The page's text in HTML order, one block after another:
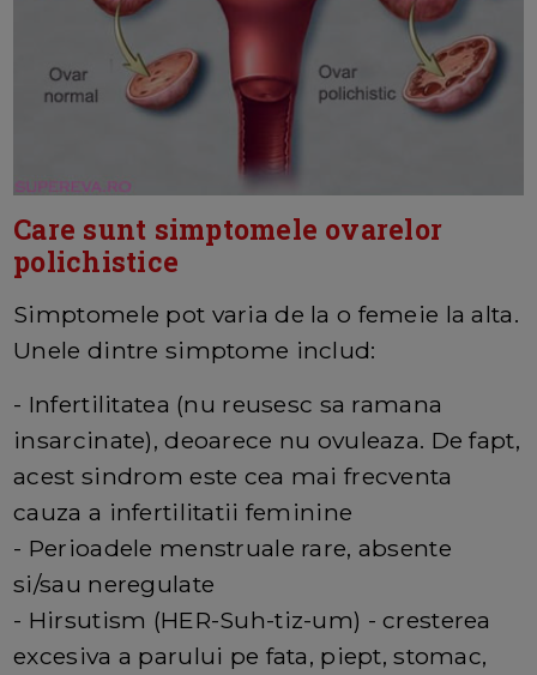
Care sunt simptomele ovarelor
polichistice
Simptomele pot varia de la o femeie la alta.
Unele dintre simptome includ:
- Infertilitatea (nu reusesc sa ramana
insarcinate), deoarece nu ovuleaza. De fapt,
acest sindrom este cea mai frecventa
cauza a infertilitatii feminine
- Perioadele menstruale rare, absente
si/sau neregulate
- Hirsutism (HER-Suh-tiz-um) - cresterea
excesiva a parului pe fata, piept, stomac,